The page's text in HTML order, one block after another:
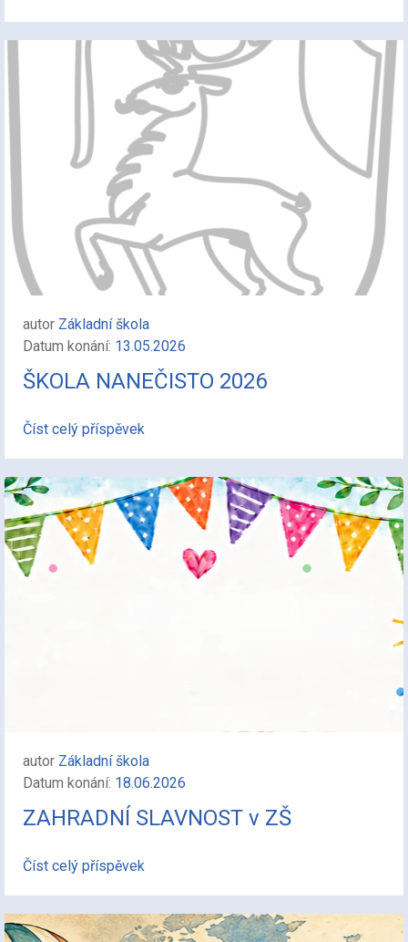
autor Základní škola
Datum konání: 13.05.2026
ŠKOLA NANEČISTO 2026
Číst celý příspěvek
autor Základní škola
Datum konání: 18.06.2026
ZAHRADNÍ SLAVNOST v ZŠ
Číst celý příspěvek